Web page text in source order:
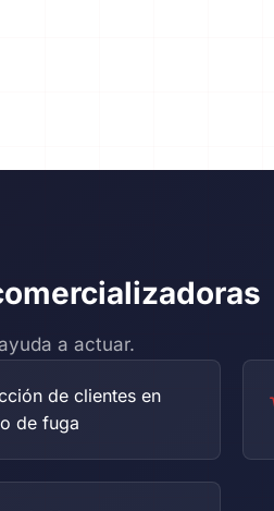
a actuar.
de clientes en
de fuga